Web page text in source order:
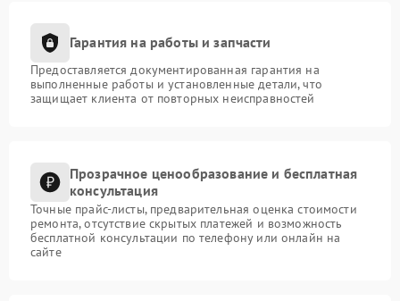
Гарантия на работы и запчасти
Предоставляется документированная гарантия на
выполненные работы и установленные детали, что
защищает клиента от повторных неисправностей
Прозрачное ценообразование и бесплатная
консультация
Точные прайс-листы, предварительная оценка стоимости
ремонта, отсутствие скрытых платежей и возможность
бесплатной консультации по телефону или онлайн на
сайте